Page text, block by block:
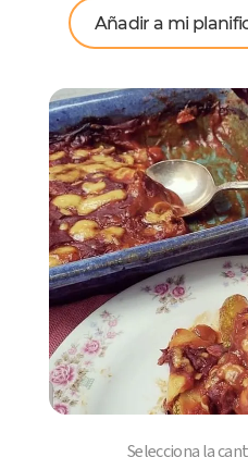
Añadir a mi
Selecciona la